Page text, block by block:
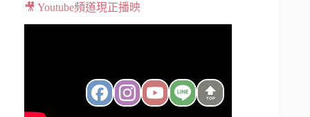
🎥 Youtube頻道現正播映
TOP